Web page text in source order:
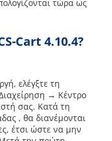
τώρα ως
Cart 4.10.4?
ελέγξτε τη
→ Κέντρο
σας. Κατά τη
, θα διανέμονται
έτσι ώστε να μην